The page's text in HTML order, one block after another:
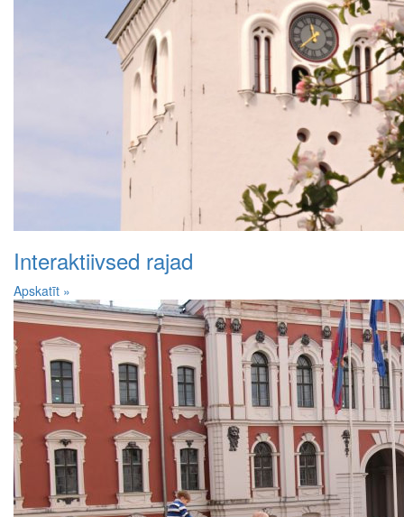
Interaktiivsed rajad
Apskatīt »